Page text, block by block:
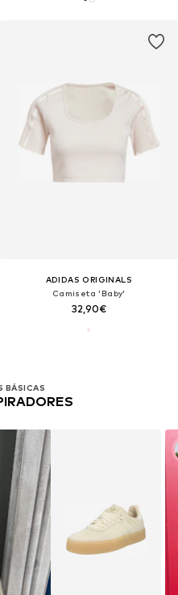
BÁSICAS
ADIDAS ORIGINALS
Camiseta 'Baby'
32,90€